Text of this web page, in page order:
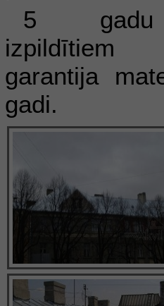
5 gadu
garantija
gadi.